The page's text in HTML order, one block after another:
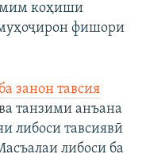
коҳиши
фишори
занон тавсия
танзими анъана
либоси тавсиявӣ
либоси ба